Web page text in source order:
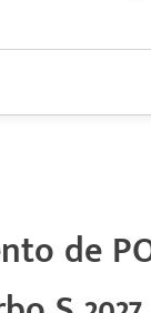
de